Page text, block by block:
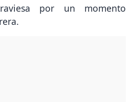
por un momento